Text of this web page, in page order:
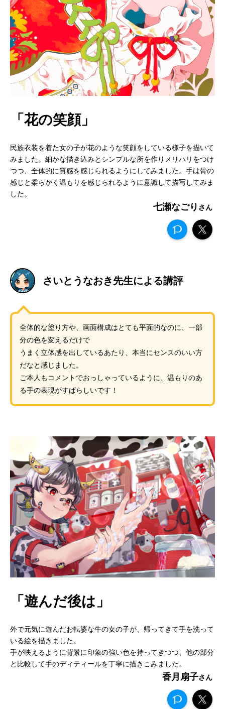
「花の笑顔」
民族衣装を着た女の子が花のような笑顔をしている様子を描いて
みました。細かな描き込みとシンプルな所を作りメリハリをつけ
つつ、全体的に質感を感じられるようにしてみました。手は骨の
感じと柔らかく温もりを感じられるように意識して描写してみま
した。
七瀬なごり
さいとうなおき先生による講評
全体的な塗り方や、画面構成はとても平面的なのに、一部
分の色を変えるだけで
うまく立体感を出しているあたり、本当にセンスのいい方
だなと感じました。
ご本人もコメントでおっしゃっているように、温もりのあ
る手の表現がすばらしいです！
「遊んだ後は」
外で元気に遊んだお転婆な牛の女の子が、帰ってきて手を洗って
いる絵を描きました。
手が映えるように背景に印象の強い色を持ってきつつ、他の部分
と比較して手のディティールを丁寧に描きこみました。
香月扇子